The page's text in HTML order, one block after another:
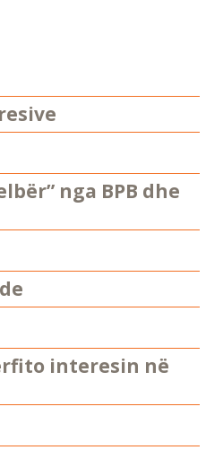
nga BPB dhe
interesin në